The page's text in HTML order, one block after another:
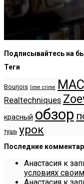
Подписывайтесь на
Теги
Bourjois lime crime MAC
Realtechniques
красный обзор
тушь урок
Последние
Анастасия к
условиях
Анастасия к